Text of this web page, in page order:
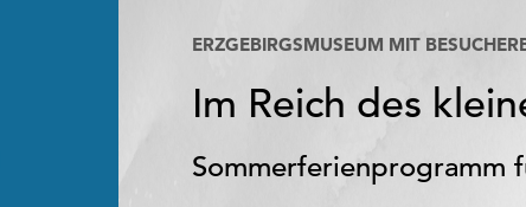
ERZGEBIRGSMUSEUM MIT
Im Reich des
Sommerferienprogramm